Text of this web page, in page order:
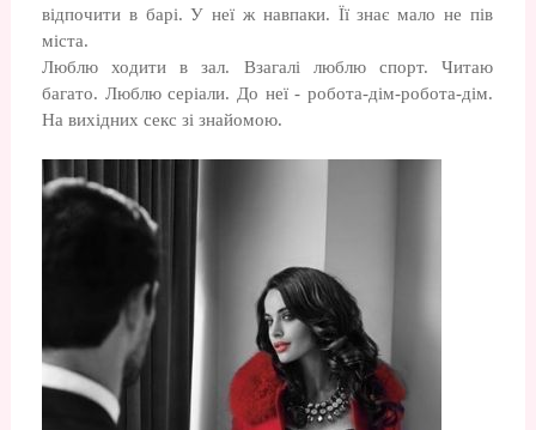
відпочити в барі. У неї ж навпаки. Її знає мало не пів
міста.
Люблю ходити в зал. Взагалі люблю спорт. Читаю
багато. Люблю серіали. До неї - робота-дім-робота-дім.
На вихідних секс зі знайомою.